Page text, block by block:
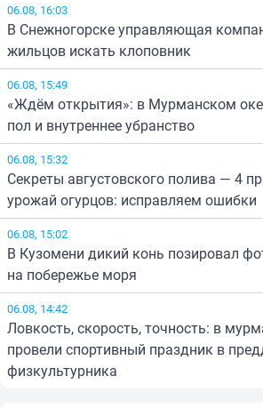
06.08, 16:03
В Снежногорске управляющая
жильцов искать клоповник
06.08, 15:49
«Ждём открытия»: в Мурманском
пол и внутреннее убранство
06.08, 15:32
Секреты августовского полива — 4
урожай огурцов: исправляем ошибки
06.08, 15:02
В Кузомени дикий конь позировал
на побережье моря
06.08, 14:42
Ловкость, скорость, точность: в
провели спортивный праздник в
физкультурника